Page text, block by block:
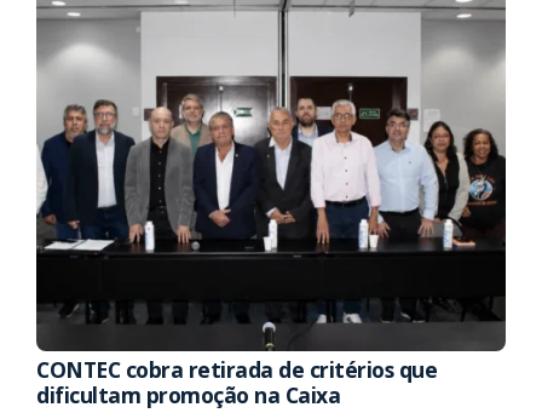
CONTEC cobra retirada de critérios que
dificultam promoção na Caixa